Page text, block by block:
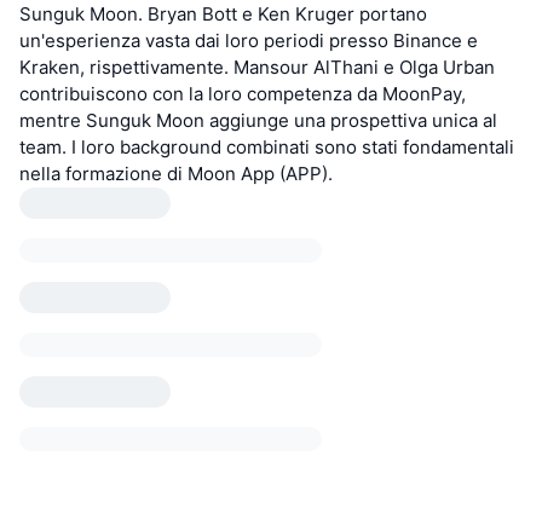
Sunguk Moon. Bryan Bott e Ken Kruger portano
un'esperienza vasta dai loro periodi presso Binance e
Kraken, rispettivamente. Mansour AlThani e Olga Urban
contribuiscono con la loro competenza da MoonPay,
mentre Sunguk Moon aggiunge una prospettiva unica al
team. I loro background combinati sono stati fondamentali
nella formazione di Moon App (APP).